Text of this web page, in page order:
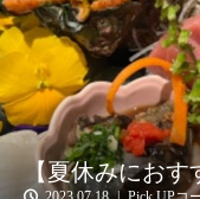
【夏休みにお